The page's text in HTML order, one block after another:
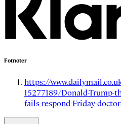
Fotnoter
https://
15277189/Donald-Trump-
fails-respond-Friday-